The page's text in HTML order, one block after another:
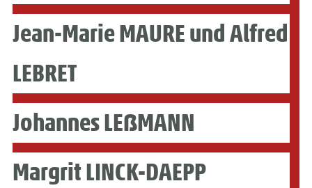
Jean-Marie MAURE und Alfred
LEBRET
Johannes LEẞMANN
Margrit LINCK-DAEPP